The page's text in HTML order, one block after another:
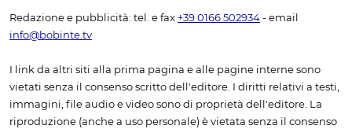
Redazione e pubblicità: tel. e fax +39 0166 502934 - email
info@bobinte.tv
I link da altri siti alla prima pagina e alle pagine interne sono
vietati senza il consenso scritto dell'editore. I diritti relativi a testi,
immagini, file audio e video sono di proprietà dell'editore. La
riproduzione (anche a uso personale) è vietata senza il consenso